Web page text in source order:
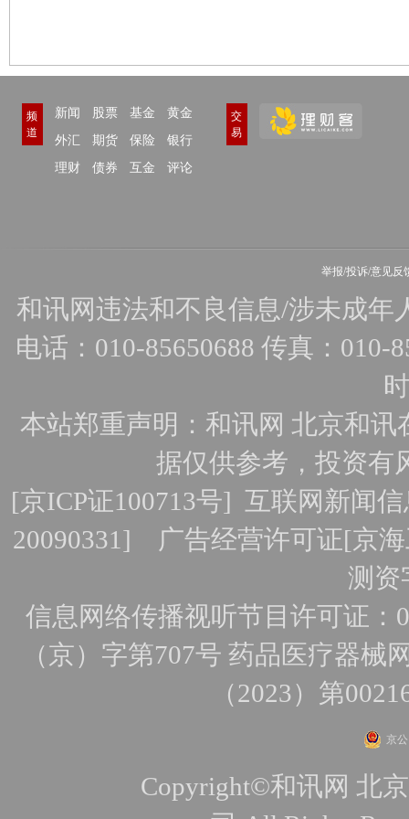
频
道
新闻 股票 基金
黄金
外汇
期货 保险
银行
理财
债券 互金 评论
交
易
举报/投诉/意见反
和讯网违法和不良信息/涉未成年
电话：010-85650688 传真：010-
本站郑重声明：和讯网 北京和
据仅供参考，投资有
[京ICP证100713号]互联网新闻
20090331] 广告经营许可证[京
测资
信息网络传播视听节目许可证：
（京）字第707号 药品医疗器械
（2023）第
京
Copyright©和讯网 北